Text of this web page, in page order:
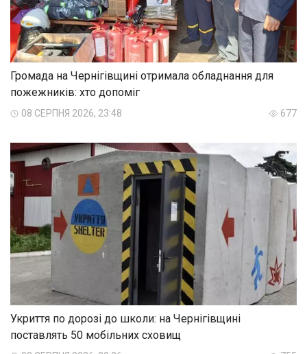
Громада на Чернігівщині отримала обладнання для
пожежників: хто допоміг
08 СЕРПНЯ 2026, 23:48 677
Укриття по дорозі до школи: на Чернігівщині
поставлять 50 мобільних сховищ